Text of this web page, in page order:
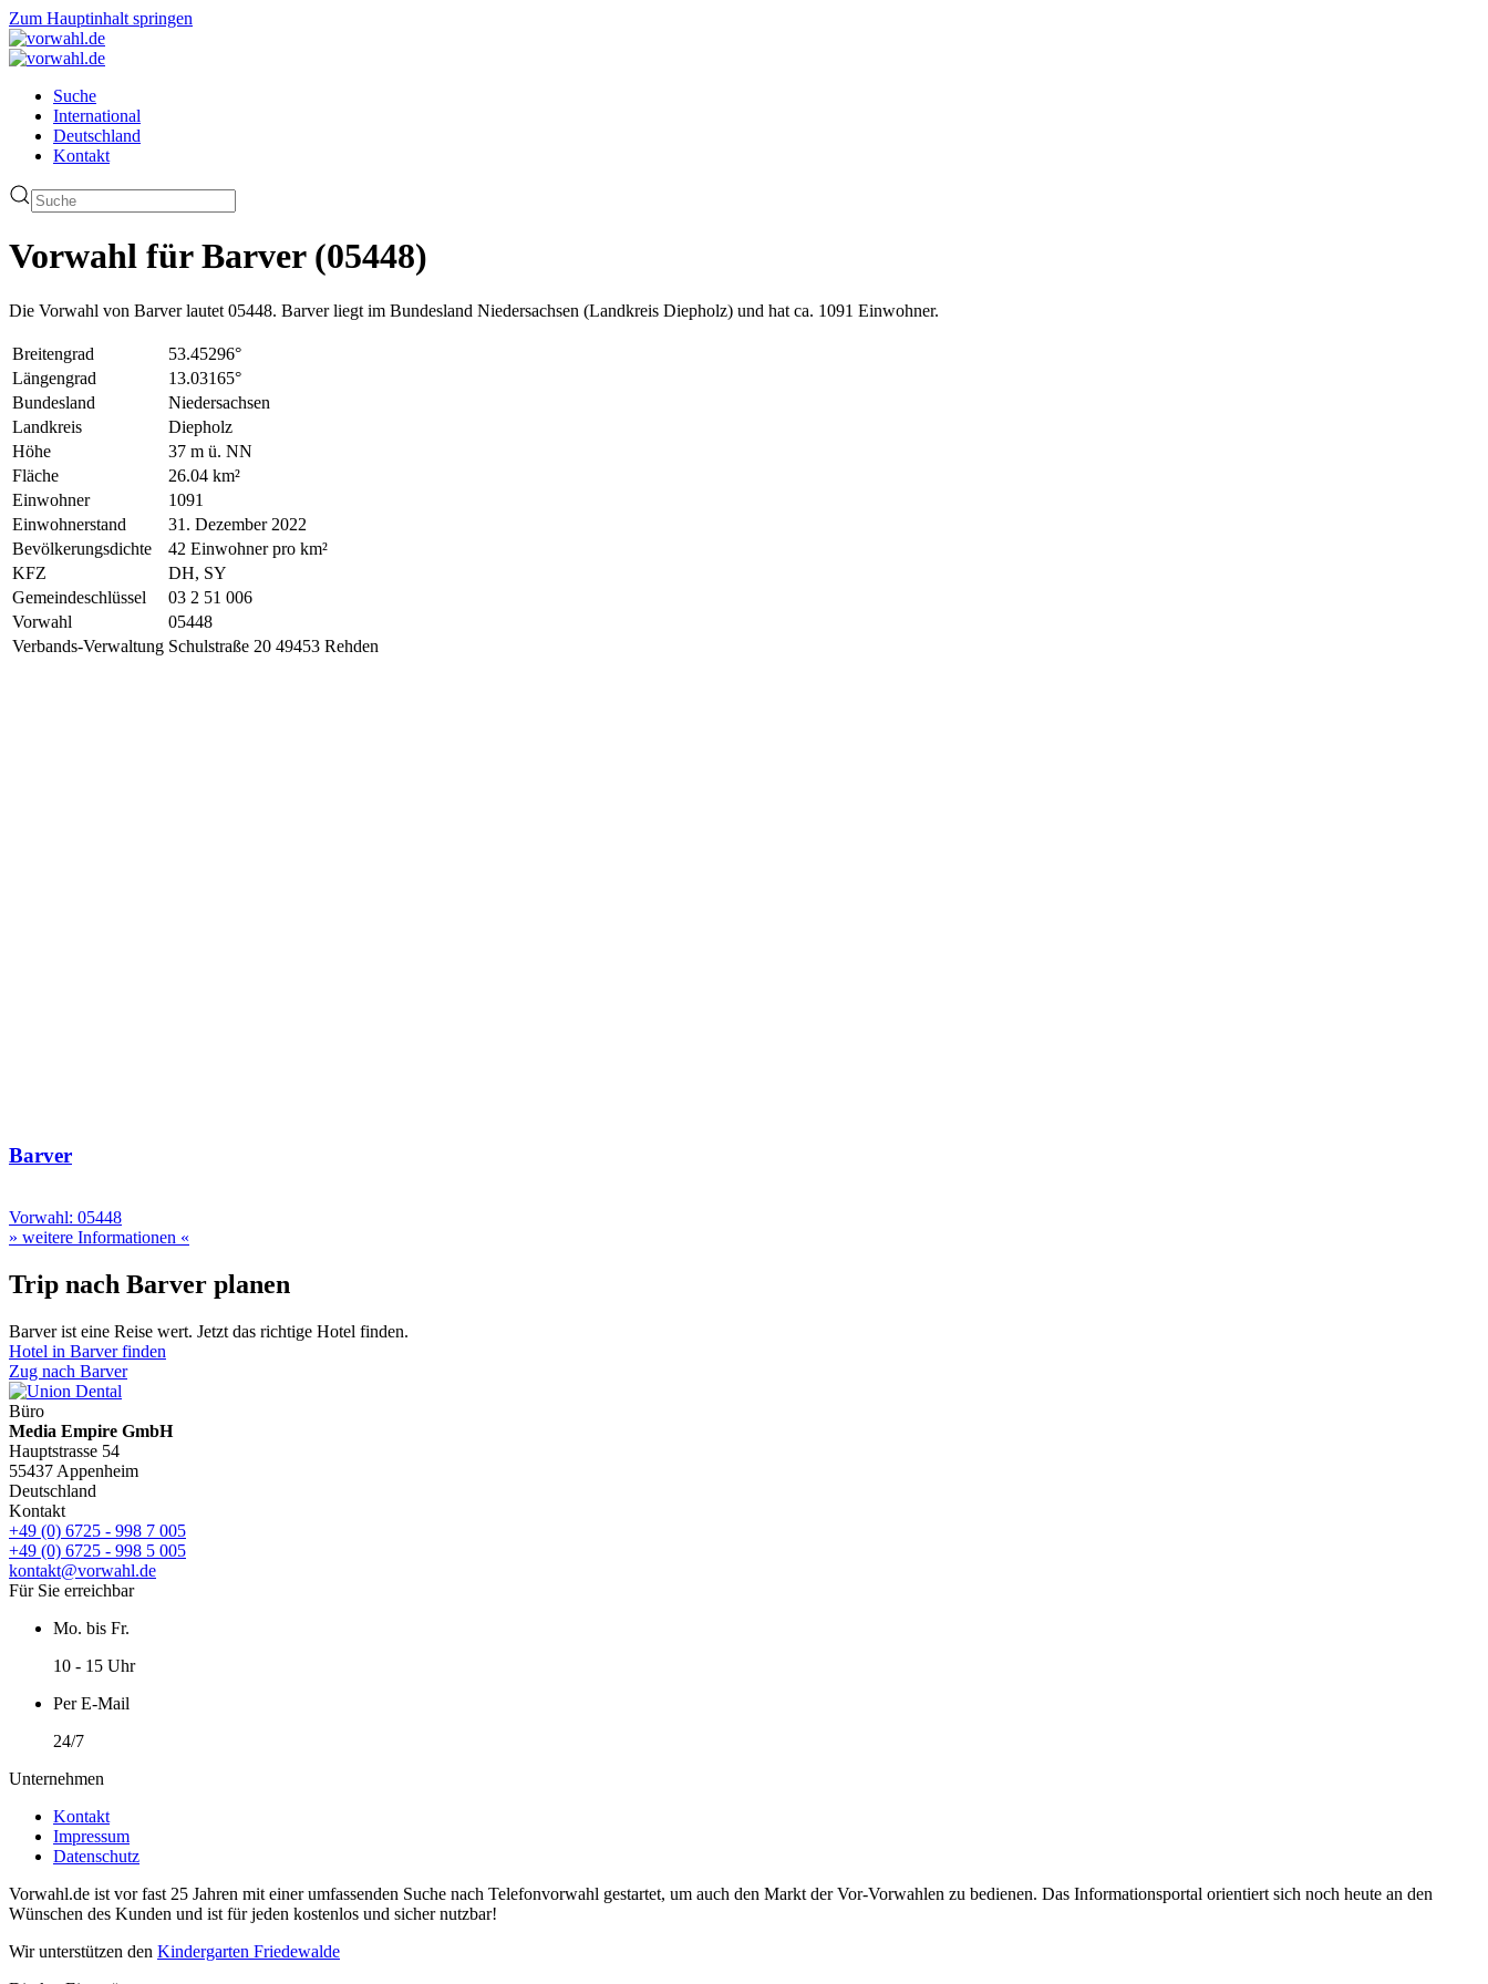
Zum Hauptinhalt springen
Suche
International
Deutschland
Kontakt
Vorwahl für Barver (05448)
Die Vorwahl von Barver lautet 05448. Barver liegt im Bundesland Niedersachsen (Landkreis Diepholz) und hat ca. 1091 Einwohner.
Breitengrad
53.45296°
Längengrad
13.03165°
Bundesland
Niedersachsen
Landkreis
Diepholz
Höhe
37 m ü. NN
Fläche
26.04 km²
Einwohner
1091
Einwohnerstand
31. Dezember 2022
Bevölkerungsdichte
42 Einwohner pro km²
KFZ
DH, SY
Gemeindeschlüssel
03 2 51 006
Vorwahl
05448
Verbands-Verwaltung Schulstraße 20 49453 Rehden
Barver
Vorwahl: 05448
» weitere Informationen «
Trip nach Barver planen
Barver ist eine Reise wert. Jetzt das richtige Hotel finden.
Hotel in Barver finden
Zug nach Barver
Büro
Media Empire GmbH
Hauptstrasse 54
55437 Appenheim
Deutschland
Kontakt
+49 (0) 6725 - 998 7 005
+49 (0) 6725 - 998 5 005
kontakt@vorwahl.de
Für Sie erreichbar
Mo. bis Fr.
10 - 15 Uhr
Per E-Mail
24/7
Unternehmen
Kontakt
Impressum
Datenschutz
Vorwahl.de ist vor fast 25 Jahren mit einer umfassenden Suche nach Telefonvorwahl gestartet, um auch den Markt der Vor-Vorwahlen zu bedienen. Das Informationsportal orientiert sich noch heute an den
Wünschen des Kunden und ist für jeden kostenlos und sicher nutzbar!
Wir unterstützen den Kindergarten Friedewalde